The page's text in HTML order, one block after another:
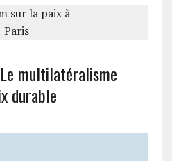
multilatéralisme
durable